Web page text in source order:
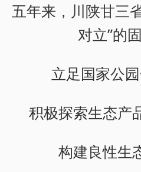
五年来，川陕甘三
对立”的
立足国家公
积极探索生态产
构建良性生